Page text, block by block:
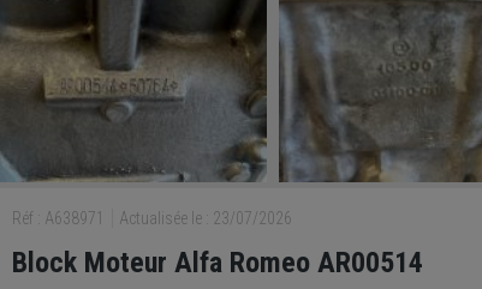
Réf : A638971 Actualisée le : 23/07/2026
Block Moteur Alfa Romeo AR00514